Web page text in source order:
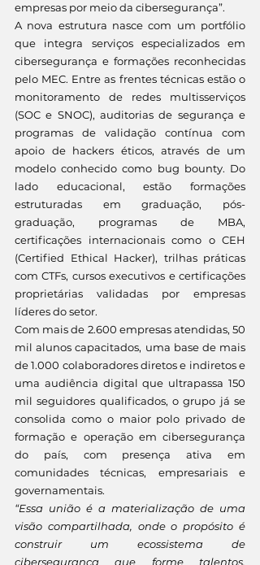
empresas por meio da cibersegurança”.
A nova estrutura nasce com um portfólio
que integra serviços especializados em
cibersegurança e formações reconhecidas
pelo MEC. Entre as frentes técnicas estão o
monitoramento de redes multisserviços
(SOC e SNOC), auditorias de segurança e
programas de validação contínua com
apoio de hackers éticos, através de um
modelo conhecido como bug bounty. Do
lado educacional, estão formações
estruturadas em graduação, pós-
graduação, programas de MBA,
certificações internacionais como o CEH
(Certified Ethical Hacker), trilhas práticas
com CTFs, cursos executivos e certificações
proprietárias validadas por empresas
líderes do setor.
Com mais de 2.600 empresas atendidas, 50
mil alunos capacitados, uma base de mais
de 1.000 colaboradores diretos e indiretos e
uma audiência digital que ultrapassa 150
mil seguidores qualificados, o grupo já se
consolida como o maior polo privado de
formação e operação em cibersegurança
do país, com presença ativa em
comunidades técnicas, empresariais e
governamentais.
“Essa união é a materialização de uma
visão compartilhada, onde o propósito é
construir um ecossistema de
cibersegurança que forme talentos,